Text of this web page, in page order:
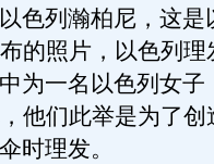
列瀚柏尼，这是
的照片，以色列理
为一名以色列女子
他们此举是为了创
时理发。